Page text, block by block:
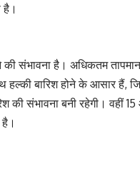
है।
संभावना है। अधिकतम
हल्की बारिश होने के आसार हैं,
संभावना बनी रहेगी। वहीं